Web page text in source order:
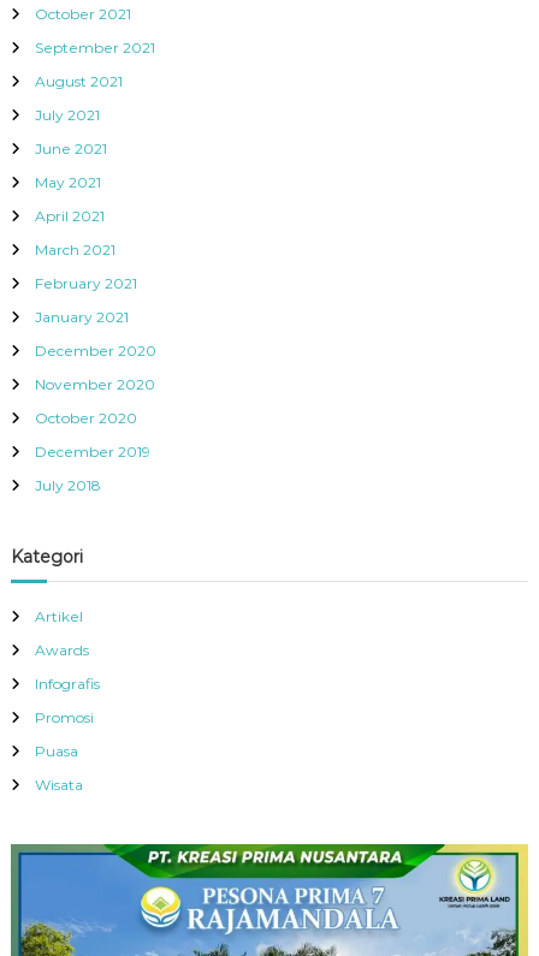
October 2021
September 2021
August 2021
July 2021
June 2021
May 2021
April 2021
March 2021
February 2021
January 2021
December 2020
November 2020
October 2020
December 2019
July 2018
Kategori
Artikel
Awards
Infografis
Promosi
Puasa
Wisata